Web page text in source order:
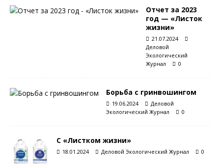
Отчет за 2023
год — «Листок
жизни»
21.07.2024
Деловой
Экологический
Журнал
0
Борьба с гринвошингом
19.06.2024
Деловой
Экологический Журнал
0
С «Листком жизни»
18.01.2024 Деловой Экологический Журнал 0